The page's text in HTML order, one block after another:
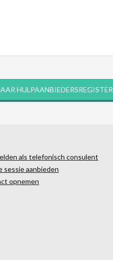
HULPAANBIEDERSREGISTER
als telefonisch consulent
sessie aanbieden
opnemen